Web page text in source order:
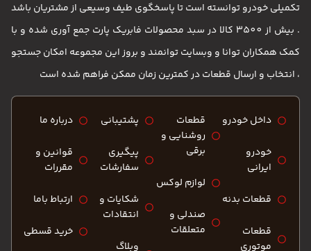
تکمیلی خودرو توانسته است تا پاسخگوی طیف وسیعی از مشتریان باشد
. بیش از 3500 کالا در سبد محصولات فابریک پارت جمع آوری شده و با
کمک همکاران توانا و وبسایت توانمند و بروز این مجموعه امکان جستجو
، انتخاب و ارسال قطعات در کمترین زمان ممکن فراهم شده است
داخل خودرو
خودرو
ایرانی
قطعات بدنه
قطعات
موتوری
قطعات
روشنایی و
برقی
لوازم لوکس
صندلی و
متعلقات
پشتیبانی
پیگیری
سفارشات
شکایات و
انتقادات
وبلاگ
درباره ما
قوانین و
مقررات
ارتباط باما
خرید قسطی